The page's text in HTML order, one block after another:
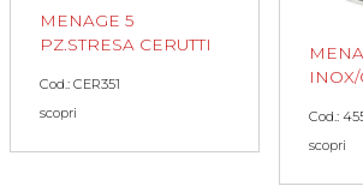
MENAGE 5
PZ.STRESA CERUTTI
Cod.: CER351
scopri
INOX/
Cod.:
scopri